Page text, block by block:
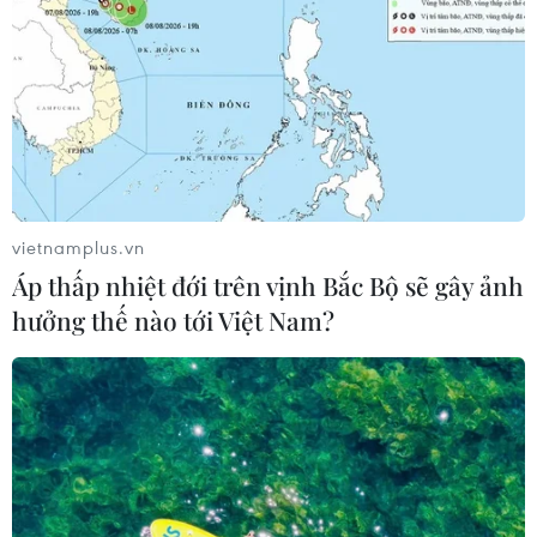
Mỹ can thiệp khẩn cấp, ngăn Israel mở rộng đòn
trừng phạt Hezbollah
07/08/2026 02:31
Syria: Nổ xe buýt gần thủ đô Damascus khiến 2
người chết và 13 người bị thương
07/08/2026 00:50
Lực lượng Houthi tấn công quân đội Yemen, ít nhất
45 binh sỹ thương vong
06/08/2026 23:57
Xung đột Israel-Hamas: Ít nhất 300 trẻ em thiệt
mạng trong 300 ngày qua
06/08/2026 22:56
vietnamplus.vn
Áp thấp nhiệt đới trên vịnh Bắc Bộ sẽ gây ảnh
hưởng thế nào tới Việt Nam?